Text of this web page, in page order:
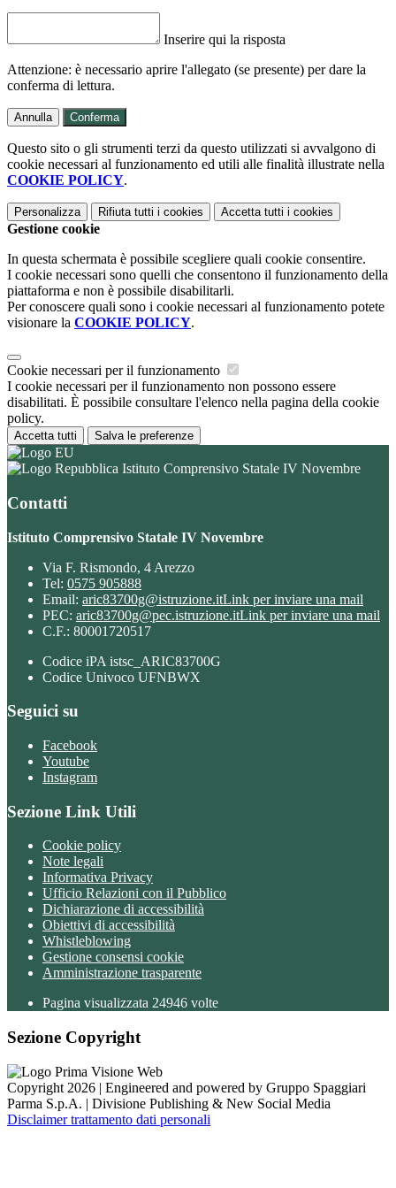
Inserire qui la risposta
Attenzione: è necessario aprire l'allegato (se presente) per dare la
conferma di lettura.
Annulla Conferma
Questo sito o gli strumenti terzi da questo utilizzati si avvalgono di
cookie necessari al funzionamento ed utili alle finalità illustrate nella
COOKIE POLICY.
Personalizza Rifiuta tutti i cookies Accetta tutti i cookies
Gestione cookie
In questa schermata è possibile scegliere quali cookie consentire.
I cookie necessari sono quelli che consentono il funzionamento della
piattaforma e non è possibile disabilitarli.
Per conoscere quali sono i cookie necessari al funzionamento potete
visionare la COOKIE POLICY.
Cookie necessari per il funzionamento
I cookie necessari per il funzionamento non possono essere
disabilitati. È possibile consultare l'elenco nella pagina della cookie
policy.
Accetta tutti Salva le preferenze
Istituto Comprensivo Statale IV Novembre
Contatti
Istituto Comprensivo Statale IV Novembre
Via F. Rismondo, 4 Arezzo
Tel: 0575 905888
Email: aric83700g@istruzione.itLink per inviare una mail
PEC: aric83700g@pec.istruzione.itLink per inviare una mail
C.F.: 80001720517
Codice iPA istsc_ARIC83700G
Codice Univoco UFNBWX
Seguici su
Facebook
Youtube
Instagram
Sezione Link Utili
Cookie policy
Note legali
Informativa Privacy
Ufficio Relazioni con il Pubblico
Dichiarazione di accessibilità
Obiettivi di accessibilità
Whistleblowing
Gestione consensi cookie
Amministrazione trasparente
Pagina visualizzata 24946 volte
Sezione Copyright
Copyright 2026 | Engineered and powered by Gruppo Spaggiari
Parma S.p.A. | Divisione Publishing & New Social Media
Disclaimer trattamento dati personali